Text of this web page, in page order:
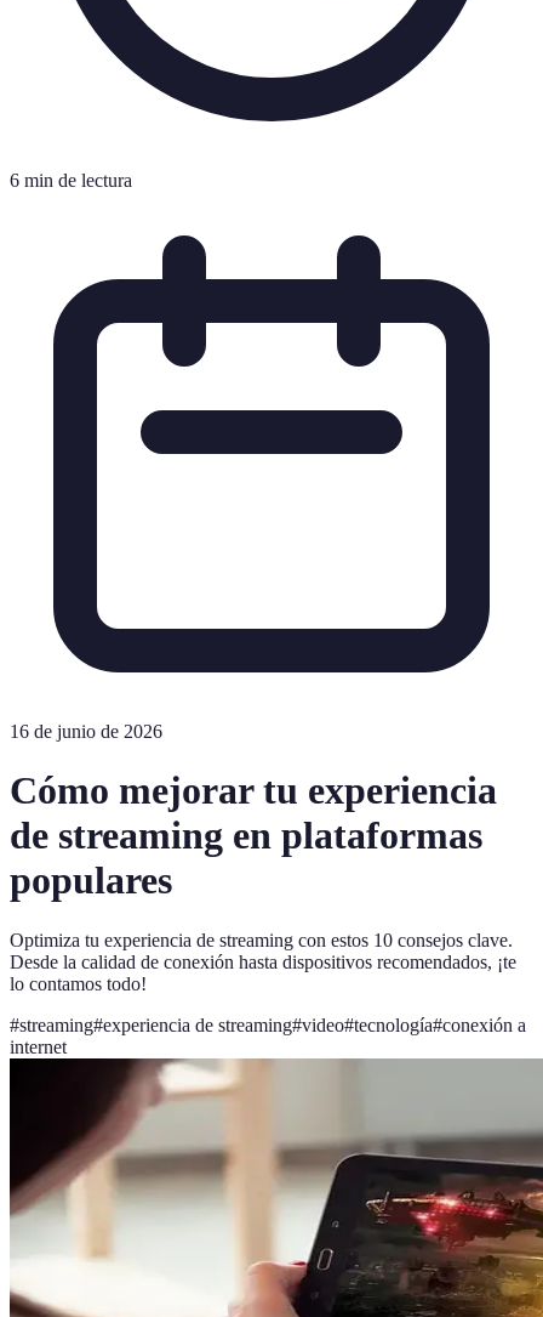
6 min de lectura
16 de junio de 2026
Cómo mejorar tu experiencia
de streaming en plataformas
populares
Optimiza tu experiencia de streaming con estos 10 consejos clave.
Desde la calidad de conexión hasta dispositivos recomendados, ¡te
lo contamos todo!
#streaming#experiencia de streaming#video#tecnología#conexión a
internet